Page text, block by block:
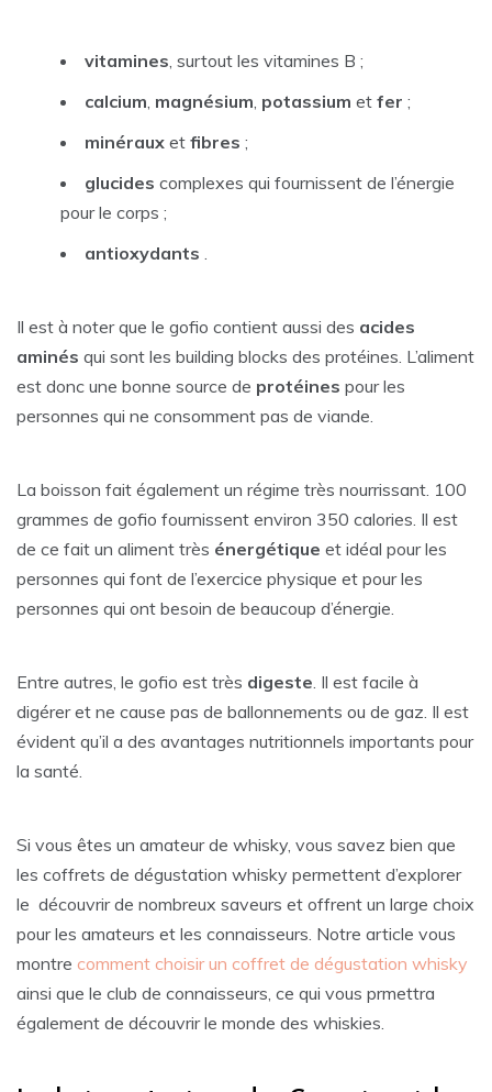
vitamines, surtout les vitamines B ;
calcium, magnésium, potassium et fer ;
minéraux et fibres ;
glucides complexes qui fournissent de l’énergie
pour le corps ;
antioxydants .
Il est à noter que le gofio contient aussi des acides
aminés qui sont les building blocks des protéines. L’aliment
est donc une bonne source de protéines pour les
personnes qui ne consomment pas de viande.
La boisson fait également un régime très nourrissant. 100
grammes de gofio fournissent environ 350 calories. Il est
de ce fait un aliment très énergétique et idéal pour les
personnes qui font de l’exercice physique et pour les
personnes qui ont besoin de beaucoup d’énergie.
Entre autres, le gofio est très digeste. Il est facile à
digérer et ne cause pas de ballonnements ou de gaz. Il est
évident qu’il a des avantages nutritionnels importants pour
la santé.
Si vous êtes un amateur de whisky, vous savez bien que
les coffrets de dégustation whisky permettent d’explorer
le découvrir de nombreux saveurs et offrent un large choix
pour les amateurs et les connaisseurs. Notre article vous
montre comment choisir un coffret de dégustation whisky
ainsi que le club de connaisseurs, ce qui vous prmettra
également de découvrir le monde des whiskies.